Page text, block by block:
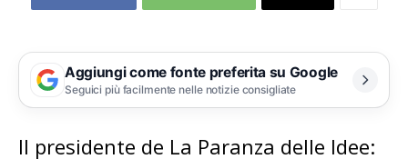
Aggiungi come fonte preferita su Google
Seguici più facilmente nelle notizie consigliate
Il presidente de La Paranza delle Idee: